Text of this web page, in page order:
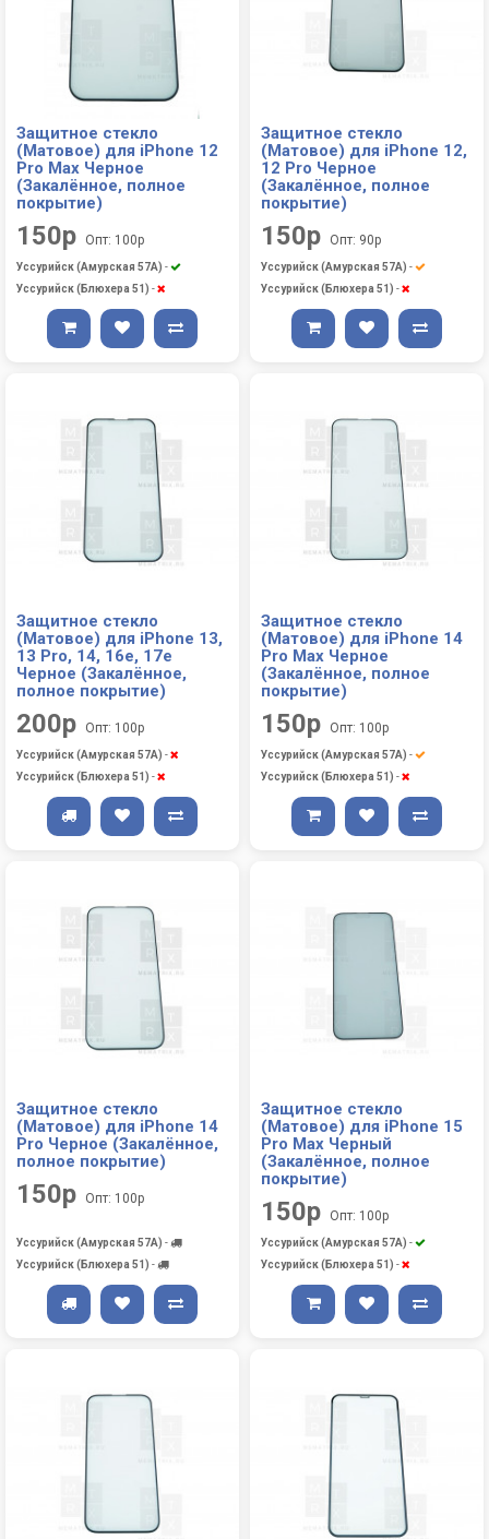
Защитное стекло
(Матовое) для iPhone 12
Pro Max Черное
(Закалённое, полное
покрытие)
150р Опт: 100р
Уссурийск (Амурская 57А) -
Уссурийск (Блюхера 51) -
Защитное стекло
(Матовое) для iPhone 12,
12 Pro Черное
(Закалённое, полное
покрытие)
150р Опт: 90р
Уссурийск (Амурская 57А) -
Уссурийск (Блюхера 51) -
Защитное стекло
(Матовое) для iPhone 13,
13 Pro, 14, 16e, 17e
Черное (Закалённое,
полное покрытие)
200р Опт: 100р
Уссурийск (Амурская 57А) -
Уссурийск (Блюхера 51) -
Защитное стекло
(Матовое) для iPhone 14
Pro Max Черное
(Закалённое, полное
покрытие)
150р Опт: 100р
Уссурийск (Амурская 57А) -
Уссурийск (Блюхера 51) -
Защитное стекло
(Матовое) для iPhone 14
Pro Черное (Закалённое,
полное покрытие)
150р Опт: 100р
Уссурийск (Амурская 57А) -
Уссурийск (Блюхера 51) -
Защитное стекло
(Матовое) для iPhone 15
Pro Max Черный
(Закалённое, полное
покрытие)
150р Опт: 100р
Уссурийск (Амурская 57А) -
Уссурийск (Блюхера 51) -